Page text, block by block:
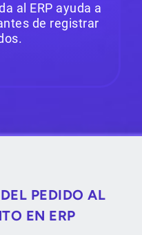
al ERP ayuda a
de registrar
PEDIDO AL
EN ERP